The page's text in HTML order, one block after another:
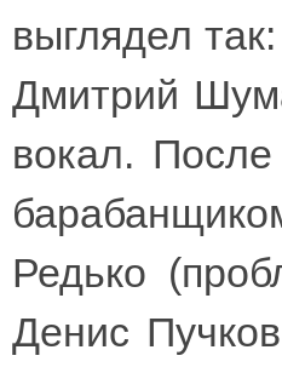
выглядел
Дмитрий
вокал.
Редько
Денис